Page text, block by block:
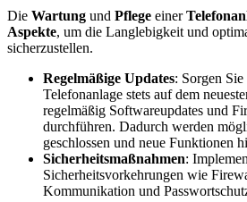
Die Wartung und Pflege einer
Aspekte, um die Langlebigkeit und
sicherzustellen.
Regelmäßige Updates: Sorgen
Telefonanlage stets auf dem
regelmäßig Softwareupdates und
durchführen. Dadurch werden
geschlossen und neue Funktionen
Sicherheitsmaßnahmen:
Sicherheitsvorkehrungen wie
Kommunikation und